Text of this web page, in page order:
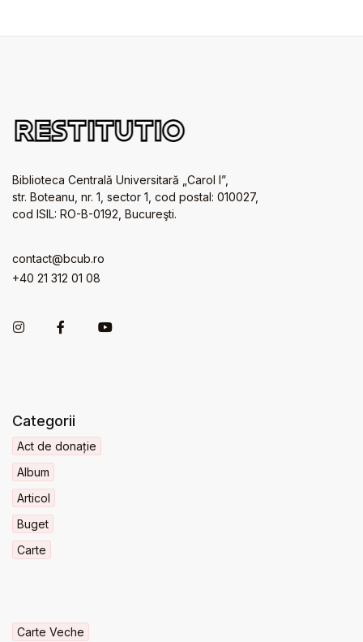
Biblioteca Centrală Universitară „Carol I”,
str. Boteanu, nr. 1, sector 1, cod postal: 010027,
cod ISIL: RO-B-0192, Bucureşti.
contact@bcub.ro
+40 21 312 01 08
Categorii
Act de donație
Album
Articol
Buget
Carte
Carte Veche